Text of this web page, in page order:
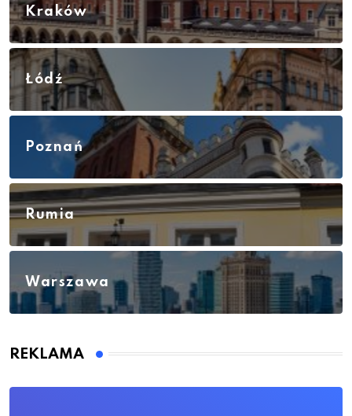
Kraków
Łódź
Poznań
Rumia
Warszawa
REKLAMA